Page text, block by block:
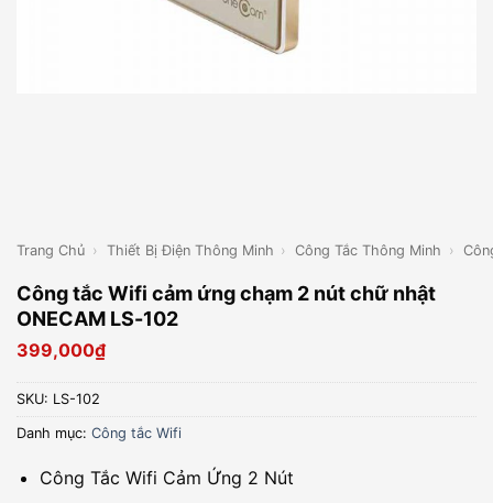
Trang Chủ › Thiết Bị Điện Thông Minh › Công Tắc Thông Minh ›
Công tắc Wifi cảm ứng chạm 2 nút chữ nhật
ONECAM LS-102
399,000₫
SKU: LS-102
Danh mục: Công tắc Wifi
Công Tắc Wifi Cảm Ứng 2 Nút